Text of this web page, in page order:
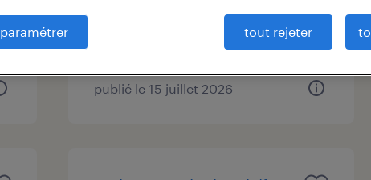
25 000 € - 27 000 € par année
publié le 15 juillet 2026
paramétrer tout rejeter